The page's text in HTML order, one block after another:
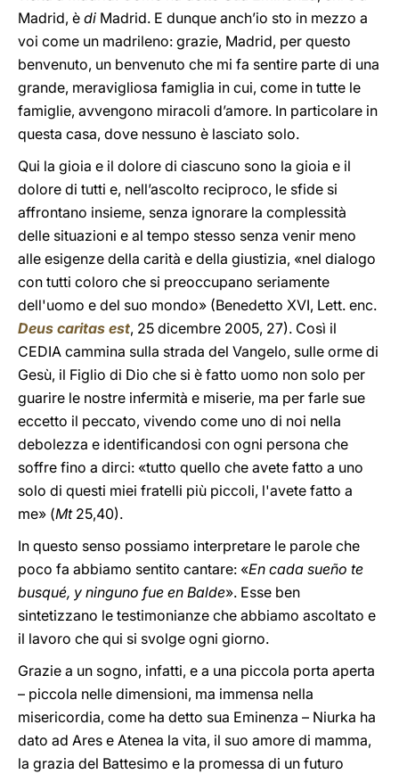
Madrid, è di Madrid. E dunque anch’io sto in mezzo a
voi come un madrileno: grazie, Madrid, per questo
benvenuto, un benvenuto che mi fa sentire parte di una
grande, meravigliosa famiglia in cui, come in tutte le
famiglie, avvengono miracoli d’amore. In particolare in
questa casa, dove nessuno è lasciato solo.
Qui la gioia e il dolore di ciascuno sono la gioia e il
dolore di tutti e, nell’ascolto reciproco, le sfide si
affrontano insieme, senza ignorare la complessità
delle situazioni e al tempo stesso senza venir meno
alle esigenze della carità e della giustizia, «nel dialogo
con tutti coloro che si preoccupano seriamente
dell'uomo e del suo mondo» (Benedetto XVI, Lett. enc.
Deus caritas est, 25 dicembre 2005, 27). Così il
CEDIA cammina sulla strada del Vangelo, sulle orme di
Gesù, il Figlio di Dio che si è fatto uomo non solo per
guarire le nostre infermità e miserie, ma per farle sue
eccetto il peccato, vivendo come uno di noi nella
debolezza e identificandosi con ogni persona che
soffre fino a dirci: «tutto quello che avete fatto a uno
solo di questi miei fratelli più piccoli, l'avete fatto a
me» (Mt 25,40).
In questo senso possiamo interpretare le parole che
poco fa abbiamo sentito cantare: «En cada sueño te
busqué, y ninguno fue en Balde». Esse ben
sintetizzano le testimonianze che abbiamo ascoltato e
il lavoro che qui si svolge ogni giorno.
Grazie a un sogno, infatti, e a una piccola porta aperta
– piccola nelle dimensioni, ma immensa nella
misericordia, come ha detto sua Eminenza – Niurka ha
dato ad Ares e Atenea la vita, il suo amore di mamma,
la grazia del Battesimo e la promessa di un futuro